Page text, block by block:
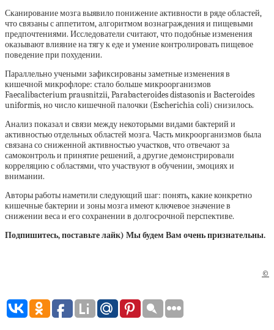
Сканирование мозга выявило понижение активности в ряде областей,
что связаны с аппетитом, алгоритмом вознаграждения и пищевыми
предпочтениями. Исследователи считают, что подобные изменения
оказывают влияние на тягу к еде и умение контролировать пищевое
поведение при похудении.
Параллельно учеными зафиксированы заметные изменения в
кишечной микрофлоре: стало больше микроорганизмов
Faecalibacterium prausnitzii, Parabacteroides distasonis и Bacteroides
uniformis, но число кишечной палочки (Escherichia coli) снизилось.
Анализ показал и связи между некоторыми видами бактерий и
активностью отдельных областей мозга. Часть микроорганизмов была
связана со сниженной активностью участков, что отвечают за
самоконтроль и принятие решений, а другие демонстрировали
корреляцию с областями, что участвуют в обучении, эмоциях и
внимании.
Авторы работы наметили следующий шаг: понять, какие конкретно
кишечные бактерии и зоны мозга имеют ключевое значение в
снижении веса и его сохранении в долгосрочной перспективе.
Подпишитесь, поставьте лайк) Мы будем Вам очень признательны.
©